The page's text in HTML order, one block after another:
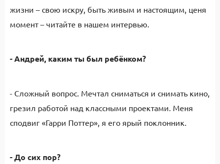
жизни – свою искру, быть живым и настоящим, ценя
момент – читайте в нашем интервью.
- Андрей, каким ты был ребёнком?
- Сложный вопрос. Мечтал сниматься и снимать кино,
грезил работой над классными проектами. Меня
сподвиг «Гарри Поттер», я его ярый поклонник.
- До сих пор?